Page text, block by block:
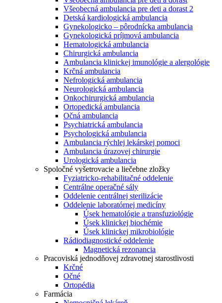
Všeobecná ambulancia pre deti a dorast 2
Detská kardiologická ambulancia
Gynekologicko – pôrodnícka ambulancia
Gynekologická príjmová ambulancia
Hematologická ambulancia
Chirurgická ambulancia
Ambulancia klinickej imunológie a alergológie
Krčná ambulancia
Nefrologická ambulancia
Neurologická ambulancia
Onkochirurgická ambulancia
Ortopedická ambulancia
Očná ambulancia
Psychiatrická ambulancia
Psychologická ambulancia
Ambulancia rýchlej lekárskej pomoci
Ambulancia úrazovej chirurgie
Urologická ambulancia
Spoločné vyšetrovacie a liečebne zložky
Fyziatricko-rehabilitačné oddelenie
Centrálne operačné sály
Oddelenie centrálnej sterilizácie
Oddelenie laboratórnej medicíny
Úsek hematológie a transfuziológie
Úsek klinickej biochémie
Úsek klinickej mikrobiológie
Rádiodiagnostické oddelenie
Magnetická rezonancia
Pracoviská jednodňovej zdravotnej starostlivosti
Krčné
Očné
Ortopédia
Farmácia